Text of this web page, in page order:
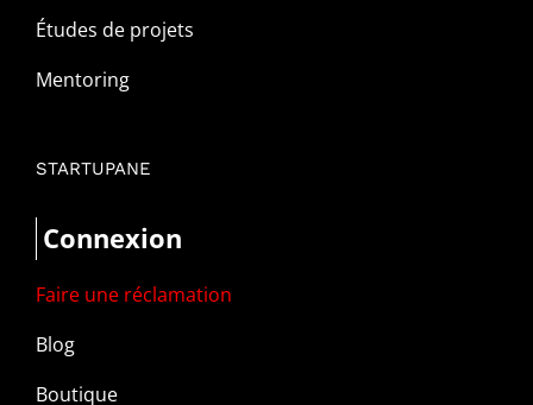
Études de projets
Mentoring
STARTUPANE
Connexion
Faire une réclamation
Blog
Boutique